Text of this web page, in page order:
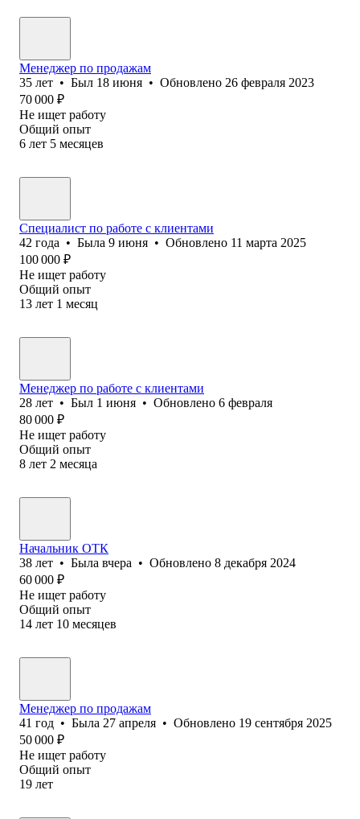
Менеджер по продажам
35 лет • Был 18 июня • Обновлено 26 февраля 2023
70 000 ₽
Не ищет работу
Общий опыт
6 лет 5 месяцев
Специалист по работе с клиентами
42 года • Была 9 июня • Обновлено 11 марта 2025
100 000 ₽
Не ищет работу
Общий опыт
13 лет 1 месяц
Менеджер по работе с клиентами
28 лет • Был 1 июня • Обновлено 6 февраля
80 000 ₽
Не ищет работу
Общий опыт
8 лет 2 месяца
Начальник ОТК
38 лет • Была вчера • Обновлено 8 декабря 2024
60 000 ₽
Не ищет работу
Общий опыт
14 лет 10 месяцев
Менеджер по продажам
41 год • Была 27 апреля • Обновлено 19 сентября 2025
50 000 ₽
Не ищет работу
Общий опыт
19 лет